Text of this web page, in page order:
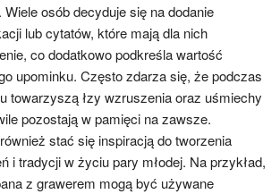
Wiele osób decyduje się na dodanie
lub cytatów, które mają dla nich
co dodatkowo podkreśla wartość
upominku. Często zdarza się, że podczas
towarzyszą łzy wzruszenia oraz uśmiechy
pozostają w pamięci na zawsze.
stać się inspiracją do tworzenia
i tradycji w życiu pary młodej. Na przykład,
z grawerem mogą być używane